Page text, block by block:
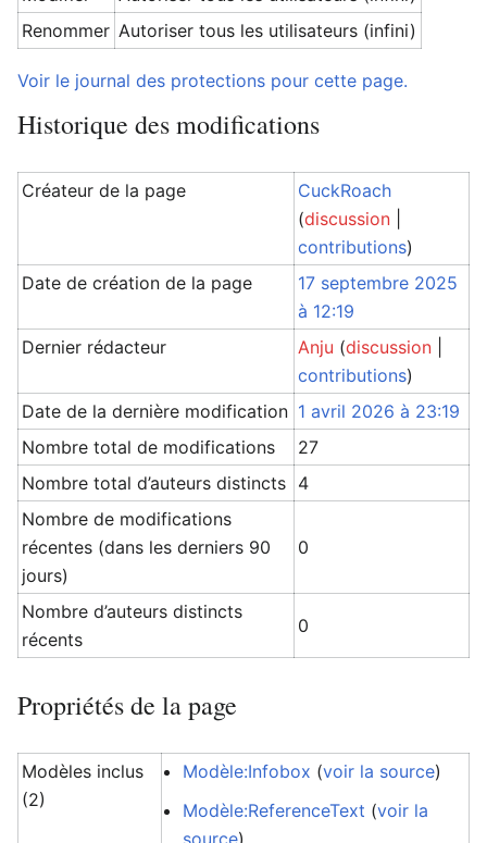
Renommer Autoriser tous les utilisateurs (infini)
Voir le journal des protections pour cette page.
Historique des modifications
Créateur de la page
CuckRoach
(discussion
contributions)
Date de création de la page
17 septembre 2025
à 12:19
Dernier rédacteur
Anju (discussion
contributions)
Date de la dernière modification 1 avril 2026 à 23:19
Nombre total de modifications
27
Nombre total d’auteurs distincts 4
Nombre de modifications
récentes (dans les derniers 90
jours)
0
Nombre d’auteurs distincts
récents
0
Propriétés de la page
Modèles inclus
(2)
Modèle:Infobox (voir la source)
Modèle:ReferenceText (voir la
source)